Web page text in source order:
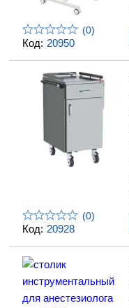
Код: 20950
(0)
Код: 20928
(0)